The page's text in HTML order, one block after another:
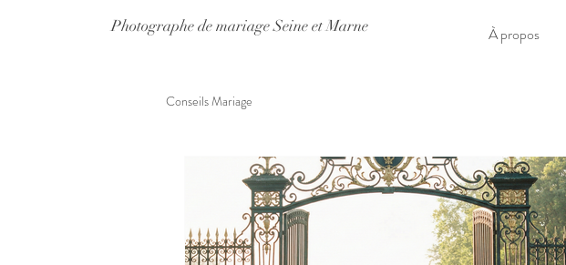
Photographe de mariage Seine et Marne À propos
Conseils Mariage